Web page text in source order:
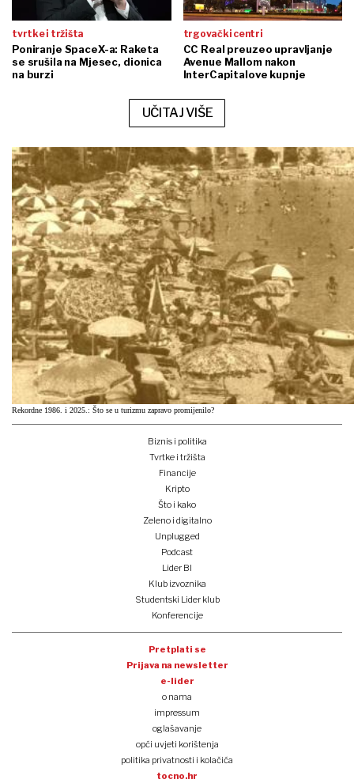
tvrtke i tržišta
Poniranje SpaceX-a: Raketa
se srušila na Mjesec, dionica
na burzi
trgovački centri
CC Real preuzeo upravljanje
Avenue Mallom nakon
InterCapitalove kupnje
UČITAJ VIŠE
Rekordne 1986. i 2025.: Što se u turizmu zapravo promijenilo?
Biznis i politika
Tvrtke i tržišta
Financije
Kripto
Što i kako
Zeleno i digitalno
Unplugged
Podcast
Lider BI
Klub izvoznika
Studentski Lider klub
Konferencije
Pretplati se
Prijava na newsletter
e-lider
o nama
impressum
oglašavanje
opći uvjeti korištenja
politika privatnosti i kolačića
tocno.hr